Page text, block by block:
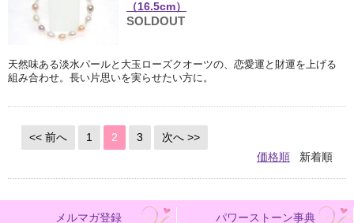
（16.5cm）
SOLDOUT
天然味ある淡水パールと大玉ローズクオーツの、恋愛運と財運を上げる
組み合わせ。長い片思いを実らせたい方に。
<< 前へ 1 2 3
次へ >>
価格順
新着順
メルマガ登録 パワーストーン事典